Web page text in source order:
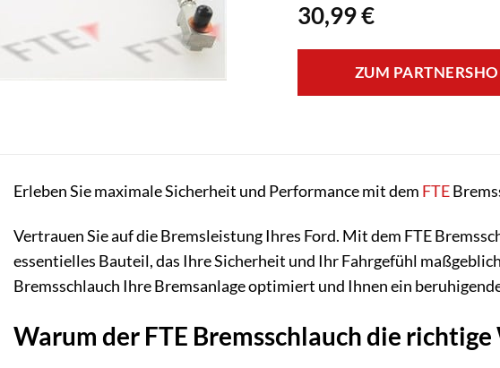
30,99€
ZUM
Erleben Sie maximale Sicherheit und Performance mit dem FTE
Vertrauen Sie auf die Bremsleistung Ihres Ford. Mit dem FTE
essentielles Bauteil, das Ihre Sicherheit und Ihr Fahrgefühl
Bremsschlauch Ihre Bremsanlage optimiert und Ihnen ein
Warum der FTE Bremsschlauch die